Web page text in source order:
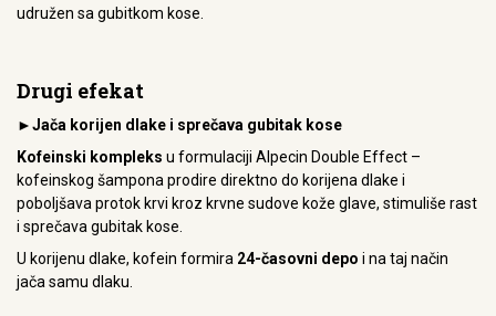
udružen sa gubitkom kose.
Drugi efekat
►Jača korijen dlake i sprečava gubitak kose
Kofeinski kompleks u formulaciji Alpecin Double Effect –
kofeinskog šampona prodire direktno do korijena dlake i
poboljšava protok krvi kroz krvne sudove kože glave, stimuliše rast
i sprečava gubitak kose.
U korijenu dlake, kofein formira 24-časovni depo i na taj način
jača samu dlaku.